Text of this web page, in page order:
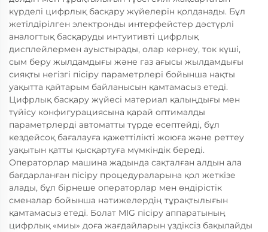
күрделі цифрлық басқару жүйелерін қолданады. Бұл
жетілдірілген электронды интерфейстер дәстүрлі
аналогтық басқаруды интуитивті цифрлық
дисплейлермен ауыстырады, олар кернеу, ток күші,
сым беру жылдамдығы және газ ағысы жылдамдығы
сияқты негізгі пісіру параметрлері бойынша нақты
уақытта қайтарым байланысын қамтамасыз етеді.
Цифрлық басқару жүйесі материал қалыңдығы мен
түйісу конфигурациясына қарай оптималды
параметрлерді автоматты түрде есептейді, бұл
кездейсоқ бағалауға қажеттілікті жоюға және реттеу
уақытын қатты қысқартуға мүмкіндік береді.
Операторлар машина жадында сақталған алдын ала
бағдарланған пісіру процедураларына қол жеткізе
алады, бұл бірнеше операторлар мен өндірістік
сменалар бойынша нәтижелердің тұрақтылығын
қамтамасыз етеді. Болат MIG пісіру аппаратының
цифрлық «миы» доға жағдайларын үздіксіз бақылайды